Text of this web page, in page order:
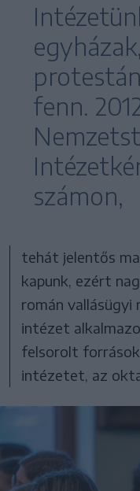
fenn.
számon,
tehát jelentős
kapunk, ezért
román vallásügyi
intézet
felsorolt
intézetet, az